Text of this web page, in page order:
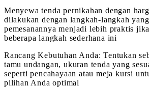
Menyewa tenda pernikahan dengan
dilakukan dengan langkah-langkah
pemesanannya menjadi lebih praktis
beberapa langkah sederhana ini
Rancang Kebutuhan Anda: Tentukan
tamu undangan, ukuran tenda yang
seperti pencahayaan atau meja kursi
pilihan Anda optimal